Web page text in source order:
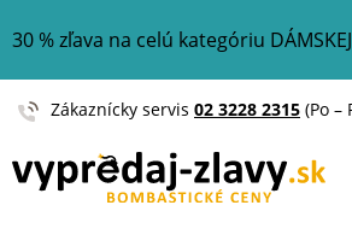
30 % zľava na celú kategóriu
Zákaznícky servis 02 3228 2315 (Po –